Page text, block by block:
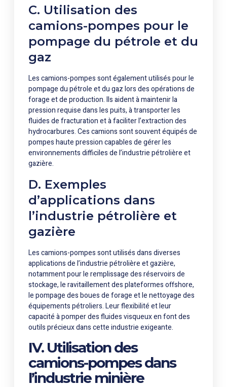
C. Utilisation des
camions-pompes pour le
pompage du pétrole et du
gaz
Les camions-pompes sont également utilisés pour le
pompage du pétrole et du gaz lors des opérations de
forage et de production. Ils aident à maintenir la
pression requise dans les puits, à transporter les
fluides de fracturation et à faciliter l’extraction des
hydrocarbures. Ces camions sont souvent équipés de
pompes haute pression capables de gérer les
environnements difficiles de l’industrie pétrolière et
gazière.
D. Exemples
d’applications dans
l’industrie pétrolière et
gazière
Les camions-pompes sont utilisés dans diverses
applications de l’industrie pétrolière et gazière,
notamment pour le remplissage des réservoirs de
stockage, le ravitaillement des plateformes offshore,
le pompage des boues de forage et le nettoyage des
équipements pétroliers. Leur flexibilité et leur
capacité à pomper des fluides visqueux en font des
outils précieux dans cette industrie exigeante.
IV. Utilisation des
camions-pompes dans
l’industrie minière